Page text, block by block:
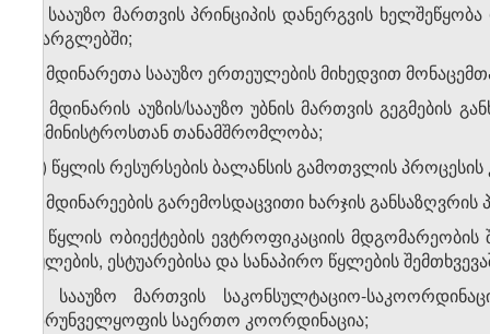
ა) სააუზო მართვის პრინციპის დანერგვის
ფარგლებში;
ბ) მდინარეთა სააუზო ერთეულების მიხედვით
გ) მდინარის აუზის/სააუზო უბნის მართვის
სამინისტროსთან თანამშრომლობა;
დ) წყლის რესურსების ბალანსის გამოთვლის
ე) მდინარეების გარემოსდაცვითი ხარჯის
ვ) წყლის ობიექტების ევტროფიკაციის
წყლების, ესტუარებისა და სანაპირო წყლების
ზ) სააუზო მართვის საკონსულტაციო-
უზრუნველყოფის საერთო კოორდინაცია;